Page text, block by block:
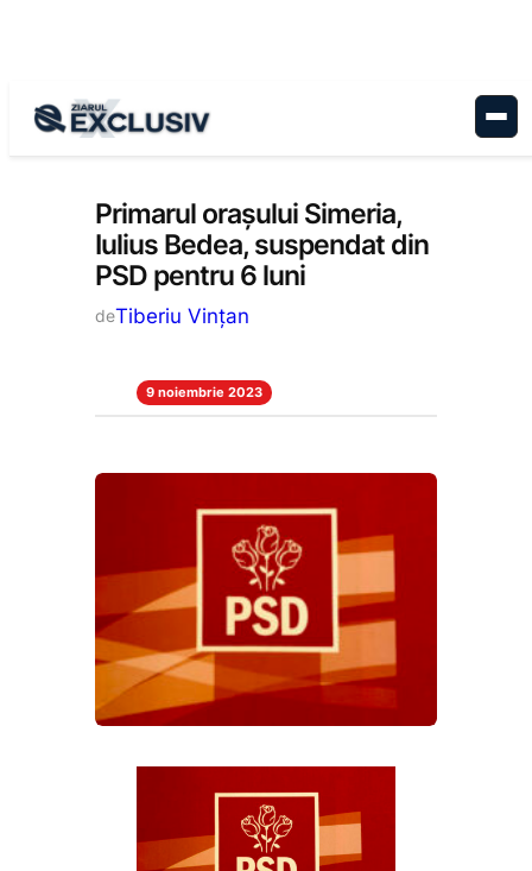
Politică, Stiri la zi
Primarul orașului Simeria,
Iulius Bedea, suspendat din
PSD pentru 6 luni
deTiberiu Vințan
9 noiembrie 2023